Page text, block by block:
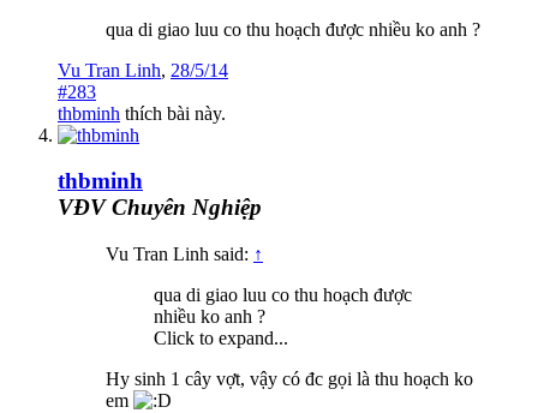
qua di giao luu co thu hoạch được nhiều ko anh ?
Vu Tran Linh, 28/5/14
#283
thbminh thích bài này.
thbminh
VĐV Chuyên Nghiệp
Vu Tran Linh said: ↑
qua di giao luu co thu hoạch được
nhiều ko anh ?
Click to expand...
Hy sinh 1 cây vợt, vậy có đc gọi là thu hoạch ko
em